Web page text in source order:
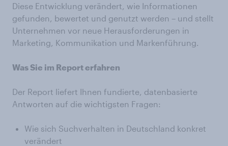
Diese Entwicklung verändert, wie Informationen
gefunden, bewertet und genutzt werden – und stellt
Unternehmen vor neue Herausforderungen in
Marketing, Kommunikation und Markenführung.
Was Sie im Report erfahren
Der Report liefert Ihnen fundierte, datenbasierte
Antworten auf die wichtigsten Fragen:
Wie sich Suchverhalten in Deutschland konkret
verändert